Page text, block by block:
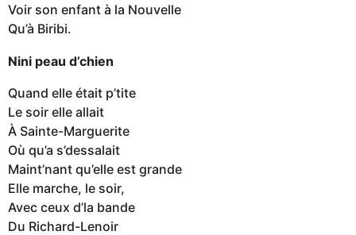
Voir son enfant à la Nouvelle
Qu’à Biribi.
Nini peau d’chien
Quand elle était p’tite
Le soir elle allait
À Sainte-Marguerite
Où qu’a s’dessalait
Maint’nant qu’elle est grande
Elle marche, le soir,
Avec ceux d’la bande
Du Richard-Lenoir